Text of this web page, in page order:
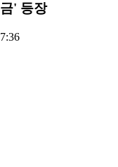
' 등장